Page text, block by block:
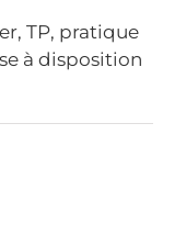
TP, pratique
à disposition